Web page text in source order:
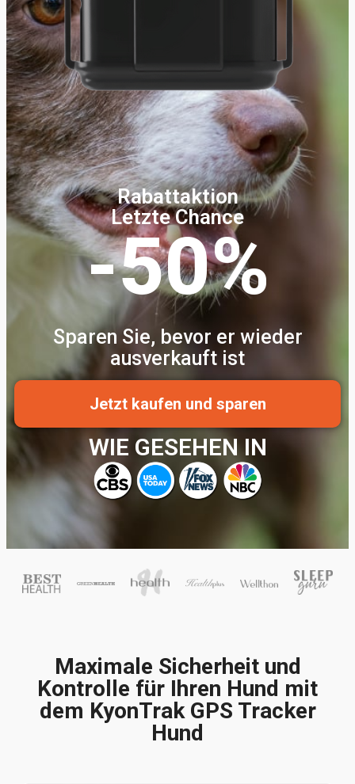
Rabattaktion
Letzte Chance
-50%
Sparen Sie, bevor er wieder
ausverkauft ist
Jetzt kaufen und sparen
WIE GESEHEN IN
Maximale Sicherheit und
Kontrolle für Ihren Hund mit
dem KyonTrak GPS Tracker
Hund